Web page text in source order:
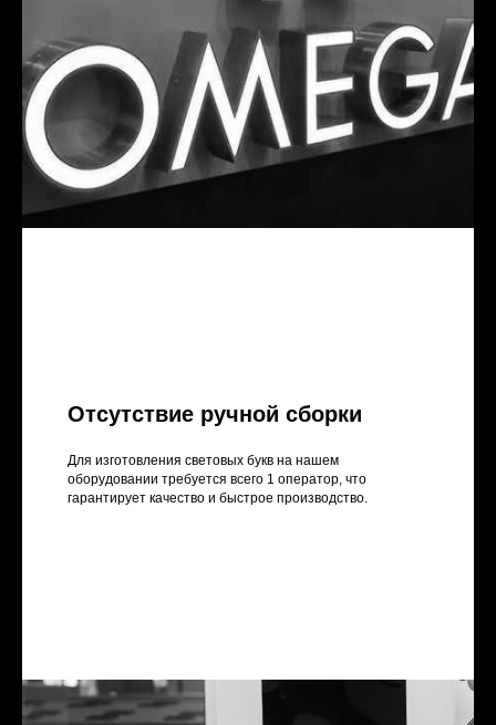
Отсутствие ручной сборки
Для изготовления световых букв на нашем
оборудовании требуется всего 1 оператор, что
гарантирует качество и быстрое производство.